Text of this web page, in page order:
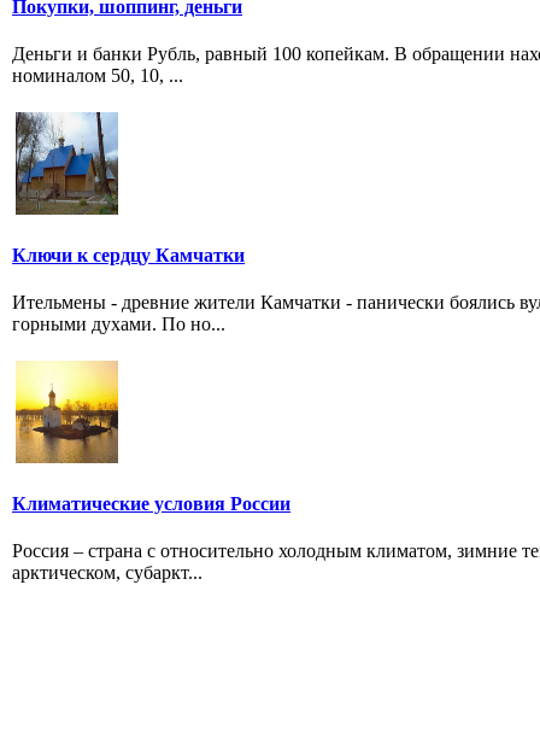
Покупки, шоппинг, деньги
Деньги и банки Рубль, равный 100 копейкам. В обращении
номиналом 50, 10, ...
Ключи к сердцу Камчатки
Ительмены - древние жители Камчатки - панически боялись
горными духами. По но...
Климатические условия России
Россия – страна с относительно холодным климатом, зимние
арктическом, субаркт...